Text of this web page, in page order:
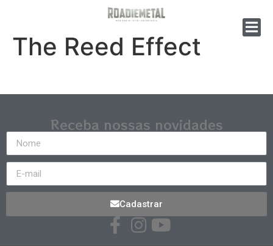
The Reed Effect
Receba nossas novidades
Cadastrar